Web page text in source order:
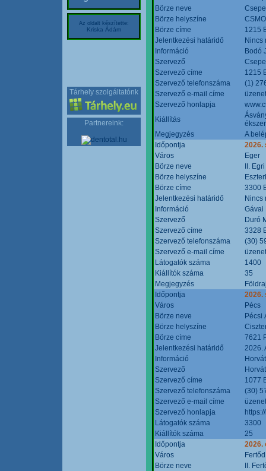
Az oldalt készítette:
Kriska Ádám
Tárhely szolgáltatónk
Partnereink:
Börze neve
Börze helyszíne
Börze címe
1215
Jelentkezési határidő
Nincs
Információ
Bodó
Szervező
Szervező címe
1215
Szervező telefonszáma
(1)
Szervező e-mail címe
Szervező honlapja
Kiállítás
Megjegyzés
A
Időpontja
2026.
Város
Eger
Börze neve
II.
Börze helyszíne
Börze címe
3300
Jelentkezési határidő
Nincs
Információ
Gávai
Szervező
Duró
Szervező címe
3328
Szervező telefonszáma
(30)
Szervező e-mail címe
Látogatók száma
1400
Kiállítók száma
35
Megjegyzés
Időpontja
2026.
Város
Pécs
Börze neve
Pécsi
Börze helyszíne
Börze címe
7621
Jelentkezési határidő
2026.
Információ
Szervező
Szervező címe
1077
Szervező telefonszáma
(30)
Szervező e-mail címe
Szervező honlapja
Látogatók száma
3300
Kiállítók száma
25
Időpontja
2026.
Város
Fertőd
Börze neve
II.